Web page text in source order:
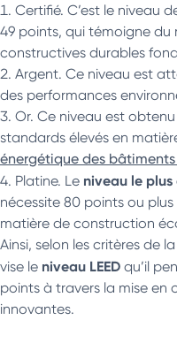
Certifié. C’est le niveau
49 points, qui témoigne
constructives durables
Argent. Ce niveau est
des performances
Or. Ce niveau est
standards élevés en
énergétique des bâtiments
Platine. Le niveau le
nécessite 80 points ou
matière de construction
Ainsi, selon les critères de
vise le niveau LEED qu’il
points à travers la mise
innovantes.